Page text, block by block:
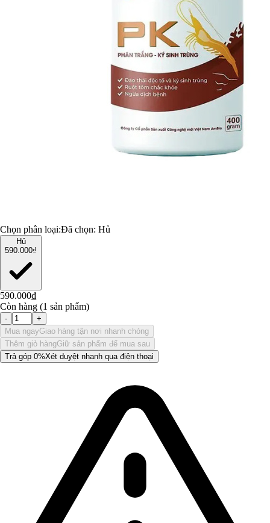
Chọn phân loại:Đã chọn: Hủ
Hủ
590.000₫
590.000₫
Còn hàng (1 sản phẩm)
-
+
Mua ngayGiao hàng tận nơi nhanh chóng
Thêm giỏ hàngGiữ sản phẩm để mua sau
Trả góp 0%Xét duyệt nhanh qua điện thoại